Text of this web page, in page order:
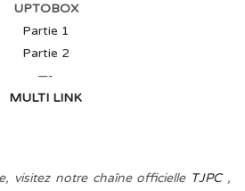
UPTOBOX
Partie 1
Partie 2
—-
MULTI LINK
visitez notre chaîne officielle TJPC,